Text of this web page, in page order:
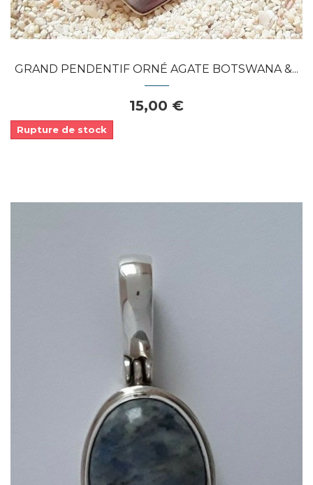
GRAND PENDENTIF ORNÉ AGATE BOTSWANA &...
15,00 €
Rupture de stock
Dans mon panier
APERÇU RAPIDE